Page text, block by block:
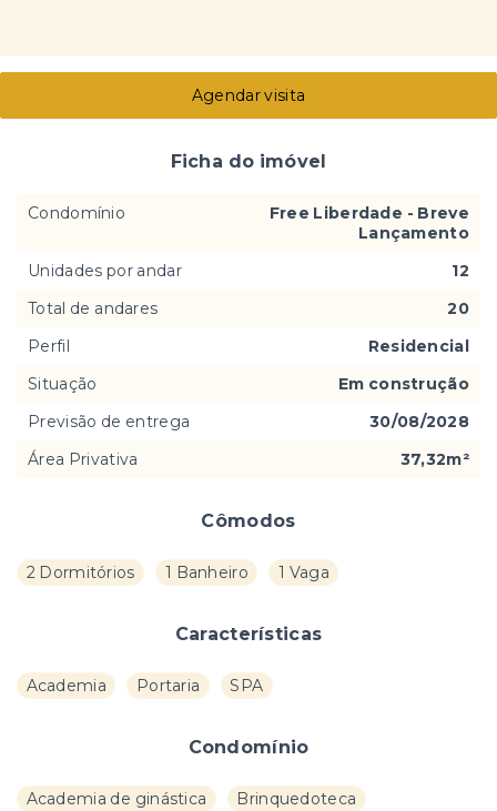
Cômodos
2 Dormitórios 1 Banheiro 1 Vaga
Características
Academia Portaria SPA
Condomínio
Academia de ginástica
Brinquedoteca
Agendar visita
Ficha do imóvel
Condomínio
Free Liberdade - Breve
Lançamento
Unidades por andar
12
Total de andares
20
Perfil
Residencial
Situação
Em construção
Previsão de entrega
30/08/2028
Área Privativa
37,32m²